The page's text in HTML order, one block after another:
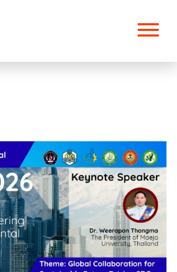
semua kalangan